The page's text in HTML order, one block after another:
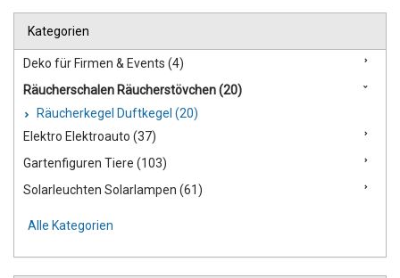
Kategorien
Deko für Firmen & Events (4)
Räucherschalen Räucherstövchen (20)
Räucherkegel Duftkegel (20)
Elektro Elektroauto (37)
Gartenfiguren Tiere (103)
Solarleuchten Solarlampen (61)
Alle Kategorien